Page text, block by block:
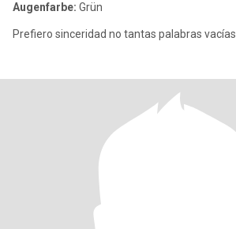
Augenfarbe: Grün
Prefiero sinceridad no tantas palabras vacías